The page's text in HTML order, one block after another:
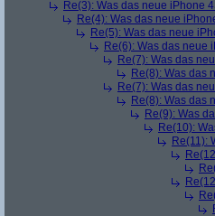
Re(3): Was das neue iPhone
Re(4): Was das neue
Re(5): Was das neue
Re(6): Was das neue
Re(7): Was das
Re(8): Was das
Re(7): Was das
Re(8): Was das
Re(9): Was
Re(10):
Re(11):